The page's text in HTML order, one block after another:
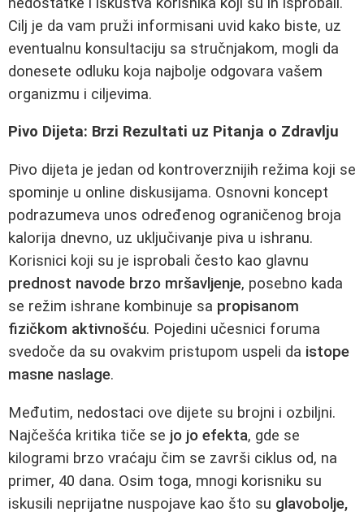
Cilj je da vam pruži informisani uvid kako biste, uz
eventualnu konsultaciju sa stručnjakom, mogli da
donesete odluku koja najbolje odgovara vašem
organizmu i ciljevima.
Pivo Dijeta: Brzi Rezultati uz Pitanja o Zdravlju
Pivo dijeta je jedan od kontroverznijih režima koji se
spominje u online diskusijama. Osnovni koncept
podrazumeva unos određenog ograničenog broja
kalorija dnevno, uz uključivanje piva u ishranu.
Korisnici koji su je isprobali često kao glavnu
prednost navode brzo mršavljenje, posebno kada
se režim ishrane kombinuje sa propisanom
fizičkom aktivnošću. Pojedini učesnici foruma
svedoče da su ovakvim pristupom uspeli da istope
masne naslage.
Međutim, nedostaci ove dijete su brojni i ozbiljni.
Najčešća kritika tiče se jo jo efekta, gde se
kilogrami brzo vraćaju čim se završi ciklus od, na
primer, 40 dana. Osim toga, mnogi korisniku su
iskusili neprijatne nuspojave kao što su glavobolje,